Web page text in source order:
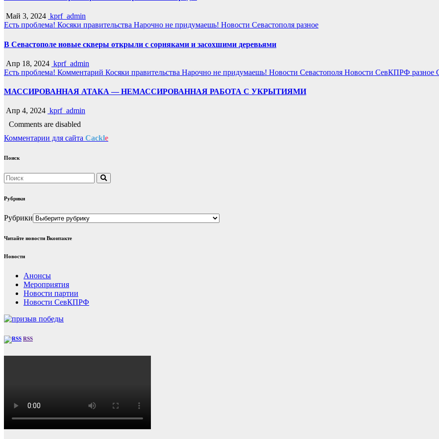
Май 3, 2024 kprf_admin
Есть проблема! Косяки правительства Нарочно не придумаешь! Новости Севастополя разное
В Севастополе новые скверы открыли с сорняками и засохшими деревьями
Апр 18, 2024 kprf_admin
Есть проблема! Комментарий Косяки правительства Нарочно не придумаешь! Новости Севастополя Новости СевКПРФ разное
МАССИРОВАННАЯ АТАКА — НЕМАССИРОВАННАЯ РАБОТА С УКРЫТИЯМИ
Апр 4, 2024 kprf_admin
Comments are disabled
Комментарии для сайта Cackle
Поиск
Рубрики
Рубрики
Читайте новости Вконтакте
Новости
Анонсы
Мероприятия
Новости партии
Новости СевКПРФ
RSS